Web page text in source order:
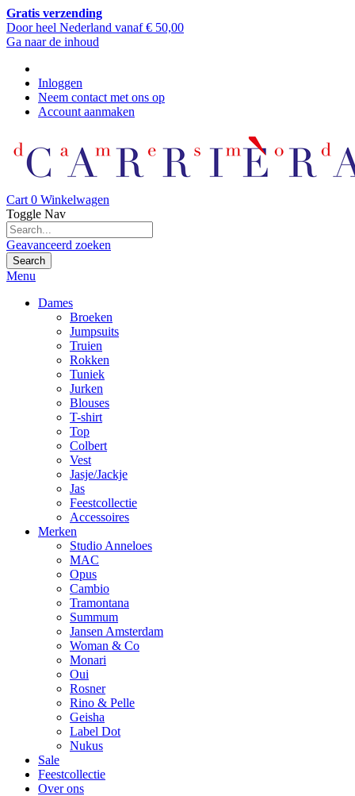
Gratis verzending
Door heel Nederland vanaf € 50,00
Ga naar de inhoud
Inloggen
Neem contact met ons op
Account aanmaken
Cart 0 Winkelwagen
Toggle Nav
Geavanceerd zoeken
Search
Menu
Dames
Broeken
Jumpsuits
Truien
Rokken
Tuniek
Jurken
Blouses
T-shirt
Top
Colbert
Vest
Jasje/Jackje
Jas
Feestcollectie
Accessoires
Merken
Studio Anneloes
MAC
Opus
Cambio
Tramontana
Summum
Jansen Amsterdam
Woman & Co
Monari
Oui
Rosner
Rino & Pelle
Geisha
Label Dot
Nukus
Sale
Feestcollectie
Over ons